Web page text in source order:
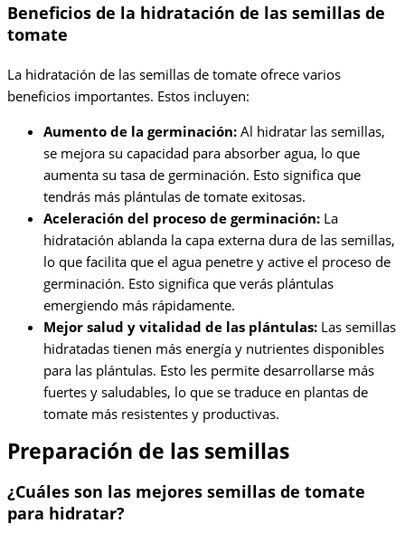
Beneficios de la hidratación de las semillas de
tomate
La hidratación de las semillas de tomate ofrece varios
beneficios importantes. Estos incluyen:
Aumento de la germinación: Al hidratar las semillas,
se mejora su capacidad para absorber agua, lo que
aumenta su tasa de germinación. Esto significa que
tendrás más plántulas de tomate exitosas.
Aceleración del proceso de germinación: La
hidratación ablanda la capa externa dura de las semillas,
lo que facilita que el agua penetre y active el proceso de
germinación. Esto significa que verás plántulas
emergiendo más rápidamente.
Mejor salud y vitalidad de las plántulas: Las semillas
hidratadas tienen más energía y nutrientes disponibles
para las plántulas. Esto les permite desarrollarse más
fuertes y saludables, lo que se traduce en plantas de
tomate más resistentes y productivas.
Preparación de las semillas
¿Cuáles son las mejores semillas de tomate
para hidratar?